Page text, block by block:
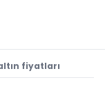
fiyatları